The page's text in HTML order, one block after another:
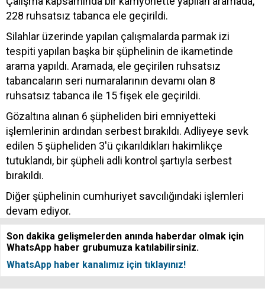
228 ruhsatsız tabanca ele geçirildi.
Silahlar üzerinde yapılan çalışmalarda parmak izi
tespiti yapılan başka bir şüphelinin de ikametinde
arama yapıldı. Aramada, ele geçirilen ruhsatsız
tabancaların seri numaralarının devamı olan 8
ruhsatsız tabanca ile 15 fişek ele geçirildi.
Gözaltına alınan 6 şüpheliden biri emniyetteki
işlemlerinin ardından serbest bırakıldı. Adliyeye sevk
edilen 5 şüpheliden 3'ü çıkarıldıkları hakimlikçe
tutuklandı, bir şüpheli adli kontrol şartıyla serbest
bırakıldı.
Diğer şüphelinin cumhuriyet savcılığındaki işlemleri
devam ediyor.
Son dakika gelişmelerden anında haberdar olmak için
WhatsApp haber grubumuza katılabilirsiniz.
WhatsApp haber kanalımız için tıklayınız!